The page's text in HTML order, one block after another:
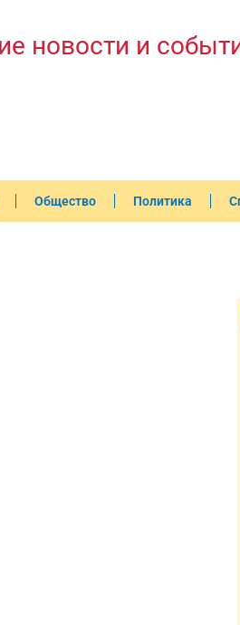
новости и
Общество Политика